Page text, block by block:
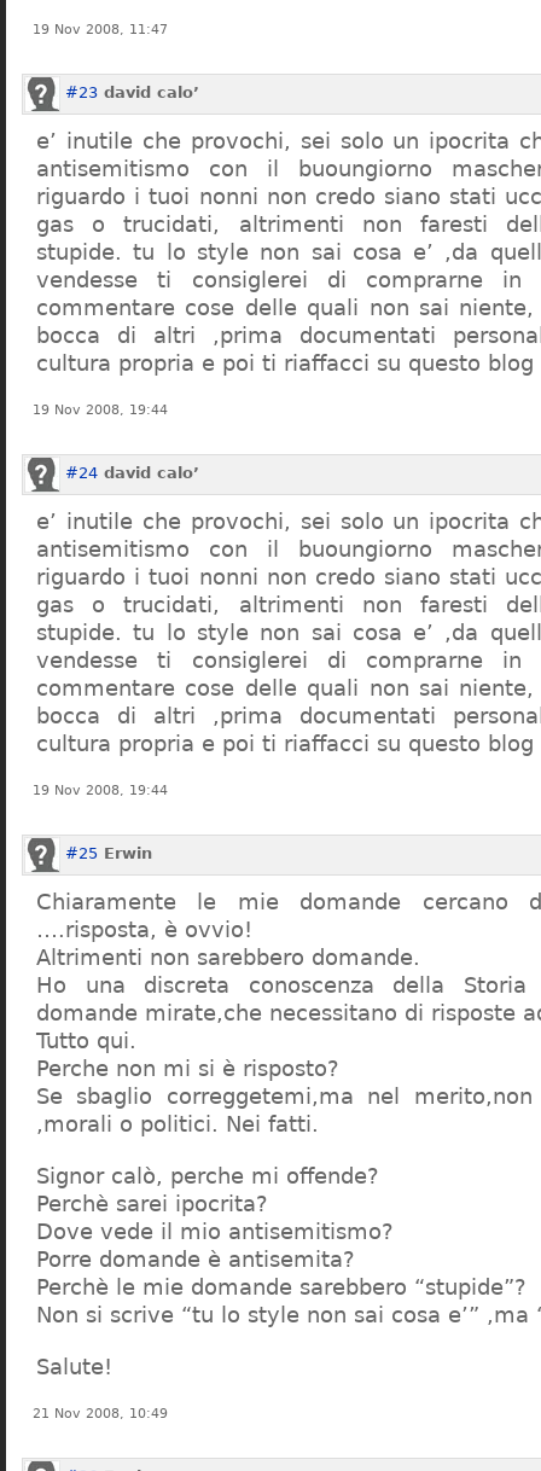
19 Nov 2008, 11:47
#23 david calo’
e’ inutile che provochi, sei solo un ipocrita
antisemitismo con il buoungiorno
riguardo i tuoi nonni non credo siano stati
gas o trucidati, altrimenti non faresti
stupide. tu lo style non sai cosa e’ ,da
vendesse ti consiglerei di comprarne in
commentare cose delle quali non sai
bocca di altri ,prima documentati
cultura propria e poi ti riaffacci su questo blog
19 Nov 2008, 19:44
#24 david calo’
e’ inutile che provochi, sei solo un ipocrita
antisemitismo con il buoungiorno
riguardo i tuoi nonni non credo siano stati
gas o trucidati, altrimenti non faresti
stupide. tu lo style non sai cosa e’ ,da
vendesse ti consiglerei di comprarne in
commentare cose delle quali non sai
bocca di altri ,prima documentati
cultura propria e poi ti riaffacci su questo blog
19 Nov 2008, 19:44
#25 Erwin
Chiaramente le mie domande cercano
….risposta, è ovvio!
Altrimenti non sarebbero domande.
Ho una discreta conoscenza della
domande mirate,che necessitano di risposte
Tutto qui.
Perche non mi si è risposto?
Se sbaglio correggetemi,ma nel
,morali o politici. Nei fatti.
Signor calò, perche mi offende?
Perchè sarei ipocrita?
Dove vede il mio antisemitismo?
Porre domande è antisemita?
Perchè le mie domande sarebbero “stupide”?
Non si scrive “tu lo style non sai cosa e’” ,ma
Salute!
21 Nov 2008, 10:49